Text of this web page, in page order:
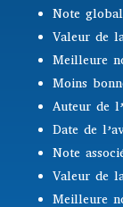
Note
Valeur de
Meilleure
Moins
Auteur de
Date de
Note
Valeur de
Meilleure